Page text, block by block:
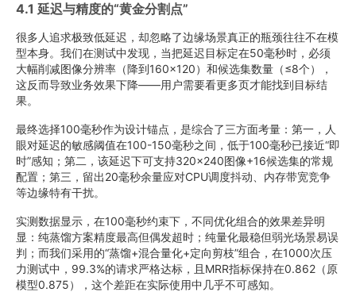
4.1 延迟与精度的“黄金分割点”
很多人追求极致低延迟，却忽略了边缘场景真正的瓶颈往往不在模
型本身。我们在测试中发现，当把延迟目标定在50毫秒时，必须
大幅削减图像分辨率（降到160×120）和候选集数量（≤8个），
这反而导致业务效果下降——用户需要看更多页才能找到目标结
果。
最终选择100毫秒作为设计锚点，是综合了三方面考量：第一，人
眼对延迟的敏感阈值在100-150毫秒之间，低于100毫秒已接近“即
时”感知；第二，该延迟下可支持320×240图像+16候选集的常规
配置；第三，留出20毫秒余量应对CPU调度抖动、内存带宽竞争
等边缘特有干扰。
实测数据显示，在100毫秒约束下，不同优化组合的效果差异明
显：纯蒸馏方案精度最高但偶发超时；纯量化最稳但弱光场景易误
判；而我们采用的“蒸馏+混合量化+定向剪枝”组合，在1000次压
力测试中，99.3%的请求严格达标，且MRR指标保持在0.862（原
模型0.875），这个差距在实际使用中几乎不可感知。